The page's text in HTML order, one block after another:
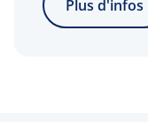
Plus d'infos